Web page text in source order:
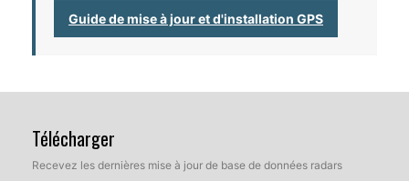
Guide de mise à jour et d'installation GPS
Télécharger
Recevez les dernières mise à jour de base de données radars